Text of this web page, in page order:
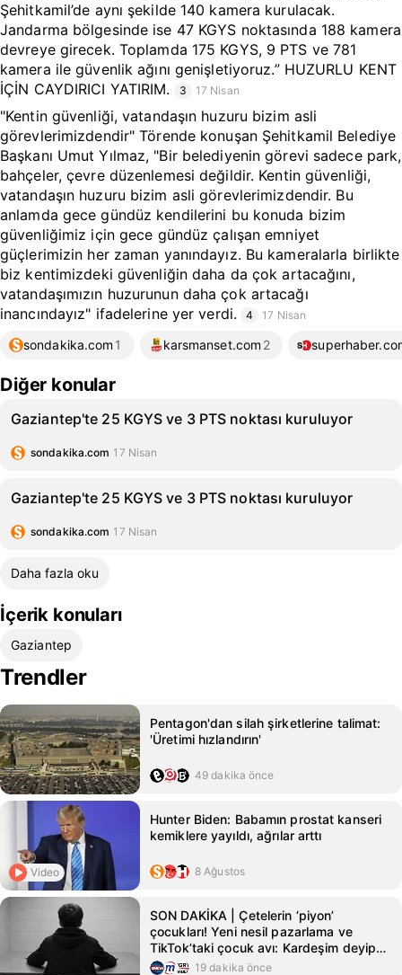
Şehitkamil’de aynı şekilde 140 kamera kurulacak.
Jandarma bölgesinde ise 47 KGYS noktasında 188 kamera
devreye girecek. Toplamda 175 KGYS, 9 PTS ve 781
kamera ile güvenlik ağını genişletiyoruz.” HUZURLU KENT
İÇİN CAYDIRICI YATIRIM.
3 17 Nisan
"Kentin güvenliği, vatandaşın huzuru bizim asli
görevlerimizdendir" Törende konuşan Şehitkamil Belediye
Başkanı Umut Yılmaz, "Bir belediyenin görevi sadece park,
bahçeler, çevre düzenlemesi değildir. Kentin güvenliği,
vatandaşın huzuru bizim asli görevlerimizdendir. Bu
anlamda gece gündüz kendilerini bu konuda bizim
güvenliğimiz için gece gündüz çalışan emniyet
güçlerimizin her zaman yanındayız. Bu kameralarla birlikte
biz kentimizdeki güvenliğin daha da çok artacağını,
vatandaşımızın huzurunun daha çok artacağı
inancındayız" ifadelerine yer verdi.
4 17 Nisan
sondakika.com 1 karsmanset.com 2
Diğer konular
Gaziantep'te 25 KGYS ve 3 PTS noktası kuruluyor
sondakika.com 17 Nisan
Gaziantep'te 25 KGYS ve 3 PTS noktası kuruluyor
sondakika.com 17 Nisan
Daha fazla oku
İçerik konuları
Gaziantep
Trendler
Pentagon'dan silah şirketlerine talimat:
'Üretimi hızlandırın'
49 dakika önce
Video
Hunter Biden: Babamın prostat kanseri
kemiklere yayıldı, ağrılar arttı
8 Ağustos
SON DAKİKA | Çetelerin ‘piyon’
çocukları! Yeni nesil pazarlama ve
TikTok’taki çocuk avı: Kardeşim deyip
ölüme yolladılar
19 dakika önce